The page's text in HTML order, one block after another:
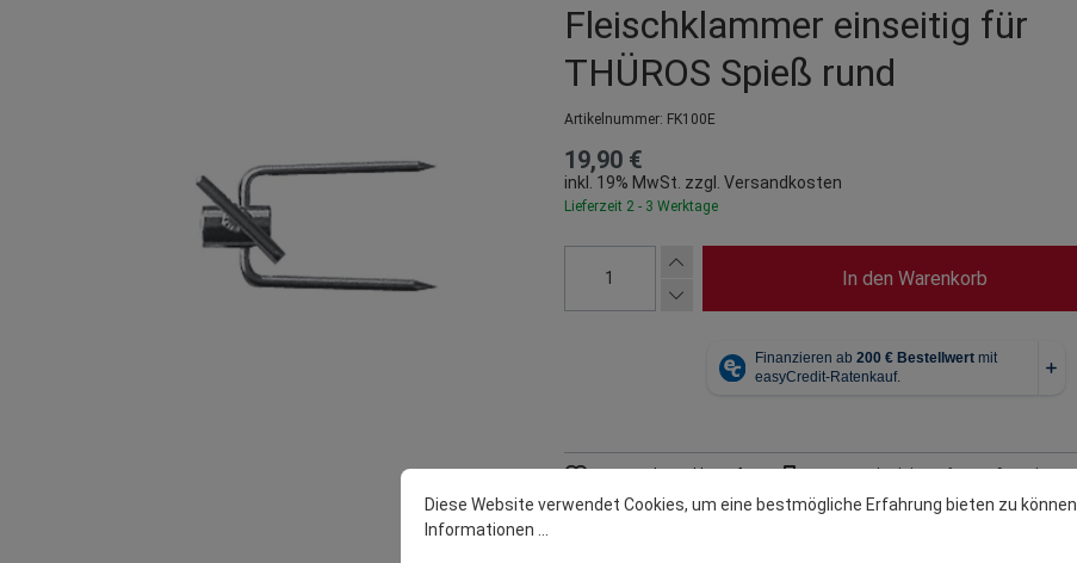
Fleischklammer einseitig für
THÜROS Spieß rund
Artikelnummer: FK100E
19,90 €
inkl. 19% MwSt. zzgl. Versandkosten
Lieferzeit 2 - 3 Werktage
In den Warenkorb
Zum Merkzettel hinzufügen Zum Vergleich hinzufügen Teilen
Diese Website verwendet Cookies, um eine bestmögliche Erfahrung bieten zu können.
Informationen ...